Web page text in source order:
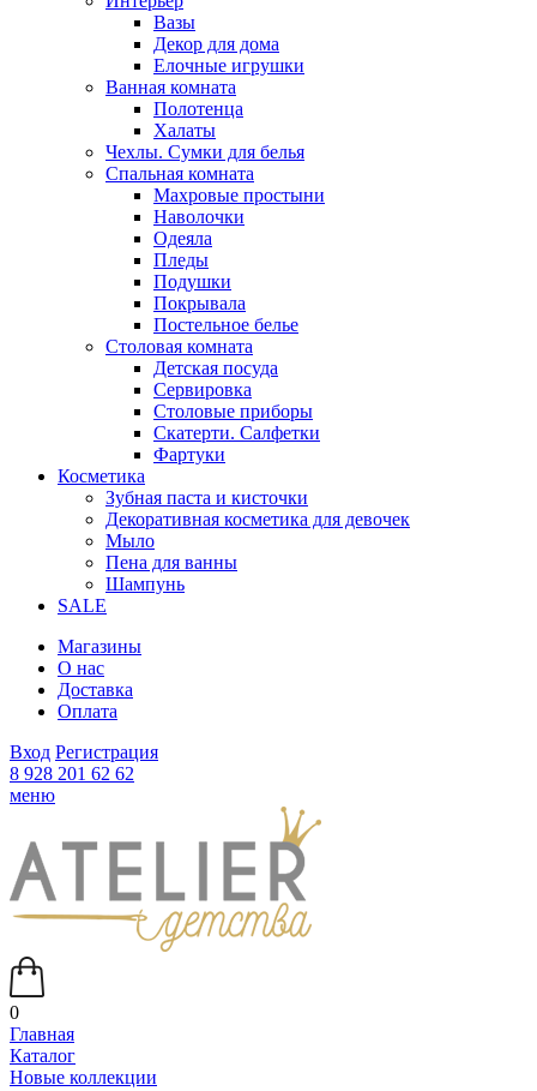
Вазы
Декор для дома
Елочные игрушки
Ванная комната
Полотенца
Халаты
Чехлы. Сумки для белья
Спальная комната
Махровые простыни
Наволочки
Одеяла
Пледы
Подушки
Покрывала
Постельное белье
Столовая комната
Детская посуда
Сервировка
Столовые приборы
Скатерти. Салфетки
Фартуки
Косметика
Зубная паста и кисточки
Декоративная косметика для девочек
Мыло
Пена для ванны
Шампунь
SALE
Магазины
О нас
Доставка
Оплата
Вход Регистрация
8 928 201 62 62
меню
0
Главная
Каталог
Новые коллекции